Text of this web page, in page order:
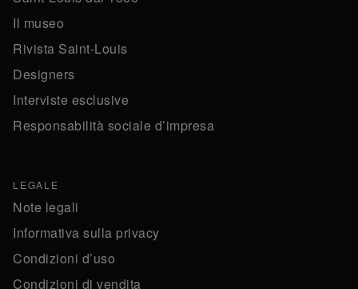
Il museo
Rivista Saint-Louis
Designers
Interviste esclusive
Responsabilità sociale d’impresa
LEGALE
Note legali
Informativa sulla privacy
Condizioni d’uso
Condizioni di vendita